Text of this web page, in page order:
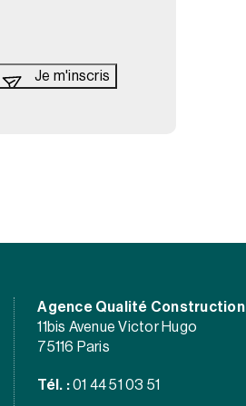
Agence Qualité Construction
11bis Avenue Victor Hugo
75116 Paris
Tél. : 01 44 51 03 51